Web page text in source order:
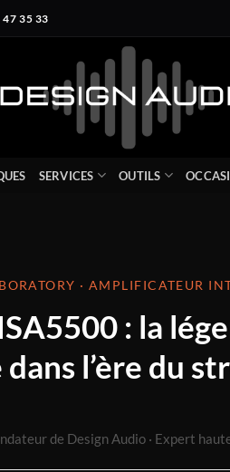
47 35 33
SERVICES OUTILS
· AMPLIFICATEUR
: la
l’ère du
de Design Audio · Expert